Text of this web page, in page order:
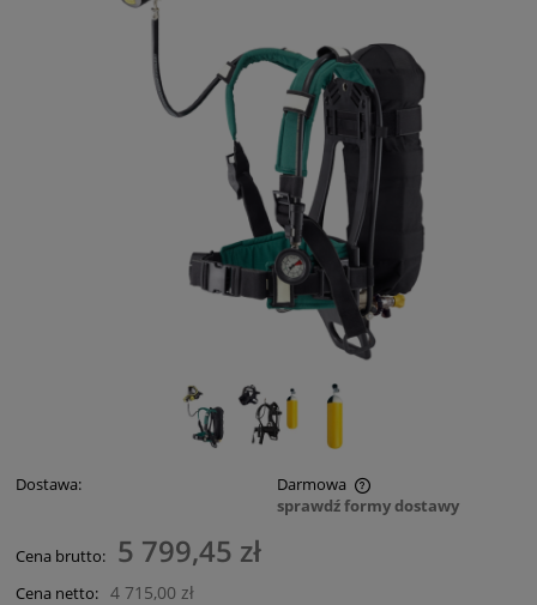
Dostawa:
Darmowa
Cena nie zawiera ewentualnych kosztów płatności
sprawdź formy dostawy
Cena brutto: 5 799,45 zł
Cena netto: 4 715,00 zł